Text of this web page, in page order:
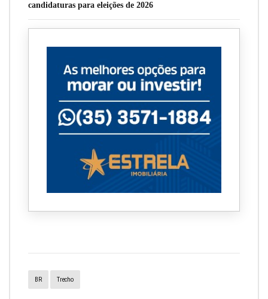
candidaturas para eleições de 2026
BR Trecho